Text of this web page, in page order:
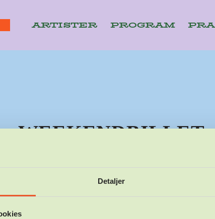
Detaljer
ARTISTER PROGRAM
WEEKENDBILLET